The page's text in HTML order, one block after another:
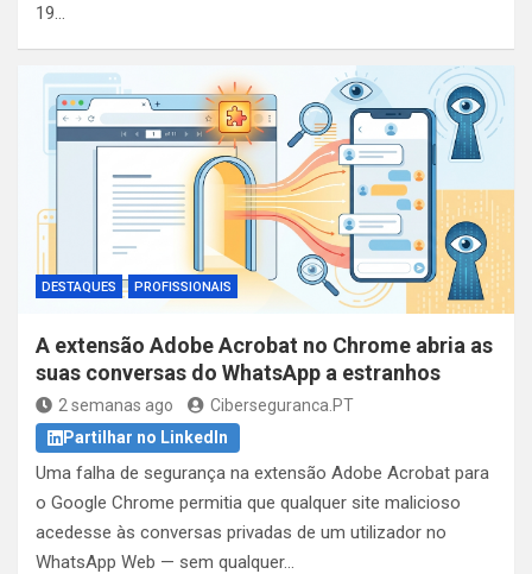
19…
DESTAQUES PROFISSIONAIS
A extensão Adobe Acrobat no Chrome abria as
suas conversas do WhatsApp a estranhos
2 semanas ago
Ciberseguranca.PT
Partilhar no LinkedIn
Uma falha de segurança na extensão Adobe Acrobat para
o Google Chrome permitia que qualquer site malicioso
acedesse às conversas privadas de um utilizador no
WhatsApp Web — sem qualquer…